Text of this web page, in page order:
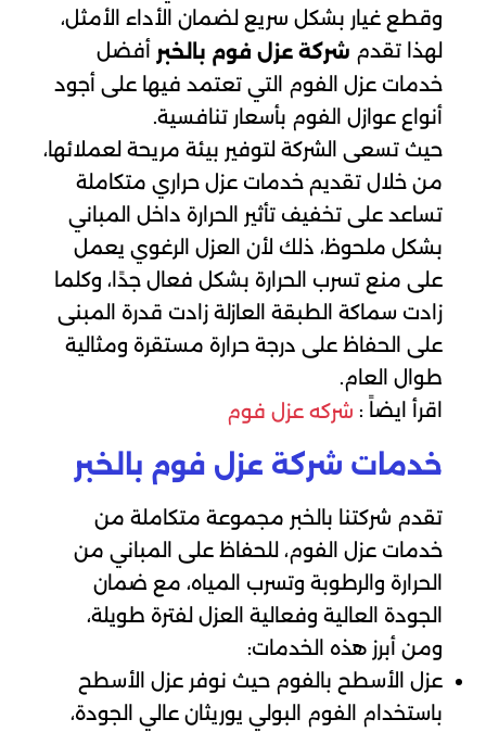
وقطع غيار بشكل سريع لضمان الأداء الأمثل،
لهذا تقدم شركة عزل فوم بالخبر أفضل
خدمات عزل الفوم التي تعتمد فيها على أجود
أنواع عوازل الفوم بأسعار تنافسية.
حيث تسعى الشركة لتوفير بيئة مريحة لعملائها،
من خلال تقديم خدمات عزل حراري متكاملة
تساعد على تخفيف تأثير الحرارة داخل المباني
بشكل ملحوظ، ذلك لأن العزل الرغوي يعمل
على منع تسرب الحرارة بشكل فعال جدًا، وكلما
زادت سماكة الطبقة العازلة زادت قدرة المبنى
على الحفاظ على درجة حرارة مستقرة ومثالية
طوال العام.
اقرأ ايضاً : شركه عزل فوم
خدمات شركة عزل فوم بالخبر
تقدم شركتنا بالخبر مجموعة متكاملة من
خدمات عزل الفوم، للحفاظ على المباني من
الحرارة والرطوبة وتسرب المياه، مع ضمان
الجودة العالية وفعالية العزل لفترة طويلة،
ومن أبرز هذه الخدمات:
عزل الأسطح بالفوم حيث نوفر عزل الأسطح
باستخدام الفوم البولي يوريثان عالي الجودة،